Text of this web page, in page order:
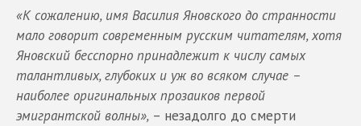
«К сожалению, имя Василия Яновского до странности
мало говорит современным русским читателям, хотя
Яновский бесспорно принадлежит к числу самых
талантливых, глубоких и уж во всяком случае –
наиболее оригинальных прозаиков первой
эмигрантской волны», – незадолго до смерти